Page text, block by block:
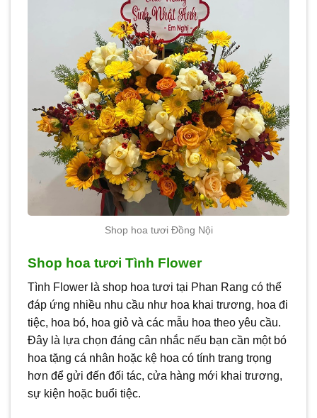
Shop hoa tươi Đồng Nội
Shop hoa tươi Tình Flower
Tình Flower là shop hoa tươi tại Phan Rang có thể
đáp ứng nhiều nhu cầu như hoa khai trương, hoa đi
tiệc, hoa bó, hoa giỏ và các mẫu hoa theo yêu cầu.
Đây là lựa chọn đáng cân nhắc nếu bạn cần một bó
hoa tặng cá nhân hoặc kệ hoa có tính trang trọng
hơn để gửi đến đối tác, cửa hàng mới khai trương,
sự kiện hoặc buổi tiệc.